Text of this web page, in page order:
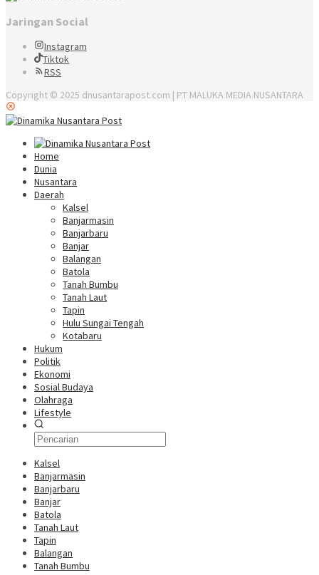
Jaringan Social
Instagram
Tiktok
RSS
Copyright © 2025 dnusantarapost.com | PT MALUKA MEDIA NUSANTARA
Home
Dunia
Nusantara
Daerah
Kalsel
Banjarmasin
Banjarbaru
Banjar
Balangan
Batola
Tanah Bumbu
Tanah Laut
Tapin
Hulu Sungai Tengah
Kotabaru
Hukum
Politik
Ekonomi
Sosial Budaya
Olahraga
Lifestyle
Kalsel
Banjarmasin
Banjarbaru
Banjar
Batola
Tanah Laut
Tapin
Balangan
Tanah Bumbu